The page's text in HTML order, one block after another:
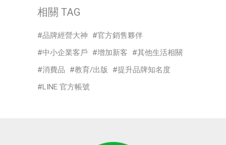
相關 TAG
品牌經營大神
官方銷售夥伴
中小企業客戶
增加新客
其他生活相關
消費品
教育/出版
提升品牌知名度
LINE 官方帳號